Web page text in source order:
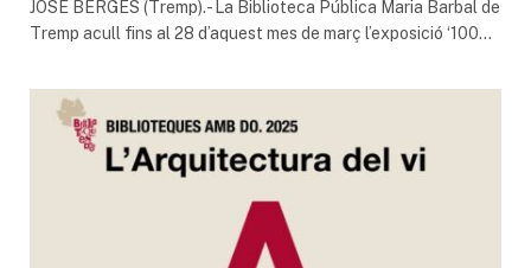
JOSE BERGÉS (Tremp).- La Biblioteca Pública Maria Barbal de
Tremp acull fins al 28 d’aquest mes de març l’exposició ‘100…